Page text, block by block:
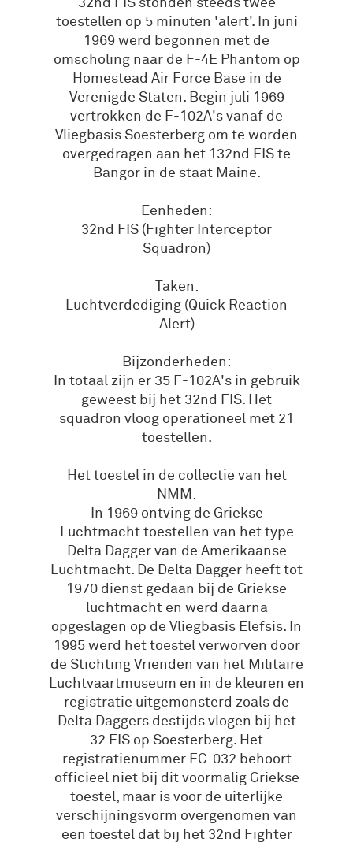
32nd FIS stonden steeds twee
toestellen op 5 minuten 'alert'. In juni
1969 werd begonnen met de
omscholing naar de F-4E Phantom op
Homestead Air Force Base in de
Verenigde Staten. Begin juli 1969
vertrokken de F-102A's vanaf de
Vliegbasis Soesterberg om te worden
overgedragen aan het 132nd FIS te
Bangor in de staat Maine.
Eenheden:
32nd FIS (Fighter Interceptor
Squadron)
Taken:
Luchtverdediging (Quick Reaction
Alert)
Bijzonderheden:
In totaal zijn er 35 F-102A's in gebruik
geweest bij het 32nd FIS. Het
squadron vloog operationeel met 21
toestellen.
Het toestel in de collectie van het
NMM:
In 1969 ontving de Griekse
Luchtmacht toestellen van het type
Delta Dagger van de Amerikaanse
Luchtmacht. De Delta Dagger heeft tot
1970 dienst gedaan bij de Griekse
luchtmacht en werd daarna
opgeslagen op de Vliegbasis Elefsis. In
1995 werd het toestel verworven door
de Stichting Vrienden van het Militaire
Luchtvaartmuseum en in de kleuren en
registratie uitgemonsterd zoals de
Delta Daggers destijds vlogen bij het
32 FIS op Soesterberg. Het
registratienummer FC-032 behoort
officieel niet bij dit voormalig Griekse
toestel, maar is voor de uiterlijke
verschijningsvorm overgenomen van
een toestel dat bij het 32nd Fighter